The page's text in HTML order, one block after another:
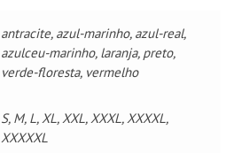
antracite, azul-marinho, azul-real,
azulceu-marinho, laranja, preto,
verde-floresta, vermelho
S, M, L, XL, XXL, XXXL, XXXXL,
XXXXXL